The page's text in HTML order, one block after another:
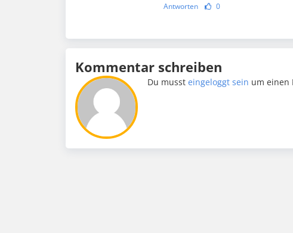
Antworten 0
Kommentar schreiben
Du mussteingeloggt sein um einen